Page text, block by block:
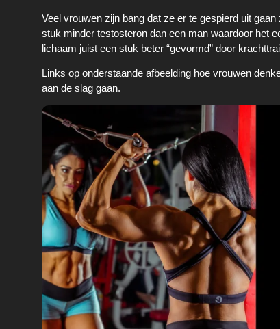
Veel vrouwen zijn bang dat ze er te gespierd uit
stuk minder testosteron dan een man waardoor het
lichaam juist een stuk beter “gevormd” door
Links op onderstaande afbeelding hoe vrouwen
aan de slag gaan.